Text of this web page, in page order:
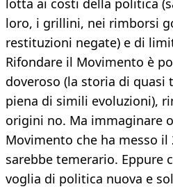
lotta ai costi della politica
loro, i grillini, nei rimborsi
restituzioni negate) e di
Rifondare il Movimento è
doveroso (la storia di
piena di simili evoluzioni),
origini no. Ma immaginare
Movimento che ha messo il
sarebbe temerario. Eppure
voglia di politica nuova e